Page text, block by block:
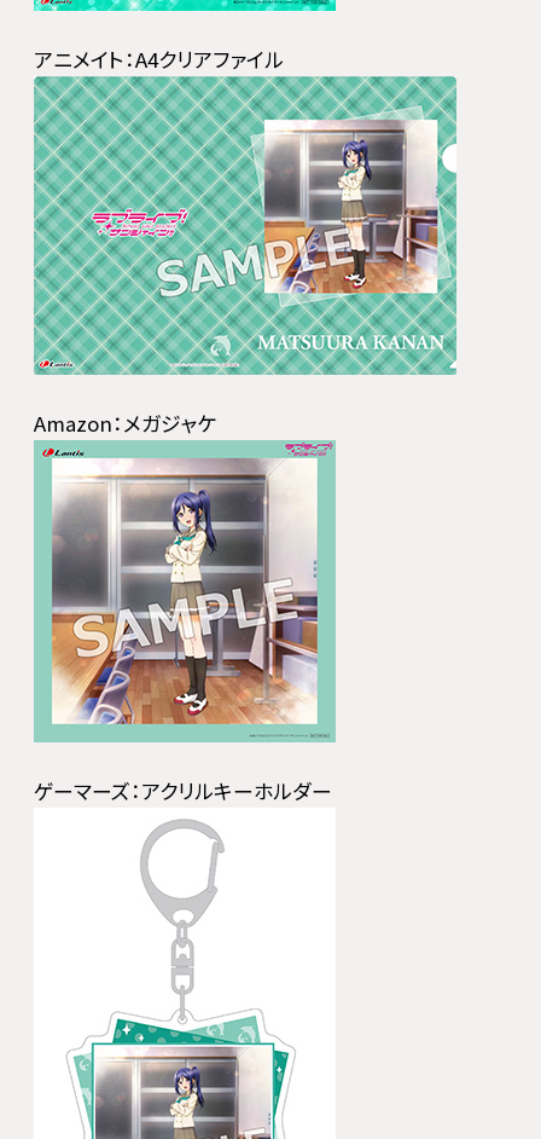
アニメイト：A4クリアファイル
Amazon：メガジャケ
ゲーマーズ：アクリルキーホルダー